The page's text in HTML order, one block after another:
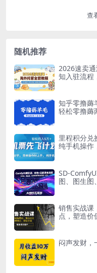
查
随机推荐
2026速卖
知入驻流程
知乎零撸薅
轻松零撸薅
里程积分兑
纯手机操作
SD-
图、图生图
销售实战课
点，塑造价
闷声发财，